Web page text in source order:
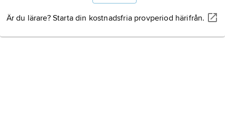
Är du lärare? Starta din kostnadsfria provperiod härifrån.